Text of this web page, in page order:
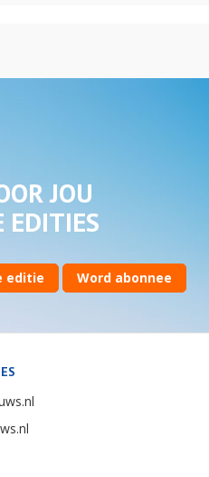
JOU
EDITIES
editie Word abonnee